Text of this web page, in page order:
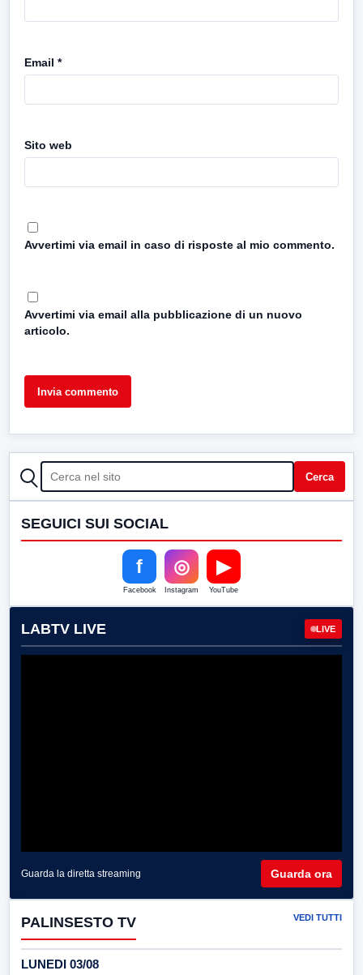
Email *
Sito web
Avvertimi via email in caso di risposte al mio commento.
Avvertimi via email alla pubblicazione di un nuovo
articolo.
CERCA Cerca
SEGUICI SUI SOCIAL
f
Facebook
◎
Instagram
▶
YouTube
LABTV LIVE LIVE
Guarda la diretta streaming Guarda ora
PALINSESTO TV VEDI TUTTI
LUNEDI 03/08